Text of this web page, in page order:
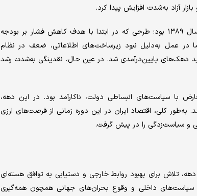
آزاد به‌شدت افزایش پیدا کرد.
یکی از نقاط برجسته این دهه، آغاز اجرای سیاست هدفمندی یارانه‌ها در سال ۱۳۸۹ بود؛ طرحی که در ابتدا با هدف کاهش فشار بر بودجه
در عمل به‌دلیل نبود زیرساخت‌های اطلاعاتی، ضعف در نظام
دهک‌های پایین‌درآمدی شد. در عین حال، نقدینگی به‌شدت رشد
با سیاست‌های انبساطی دولت، ناکارآمد بود. در این دهه،
کلی، اقتصاد ایران در این دوره زمانی از فرصت‌های ارزی
و سیاست‌زدگی را در پیش گرفت.
دهه، تلاش برای بهبود روابط خارجی و دستیابی به توافق هسته‌ای
سیاست‌های داخلی و وقوع بحران‌های جهانی همچون همه‌گیری